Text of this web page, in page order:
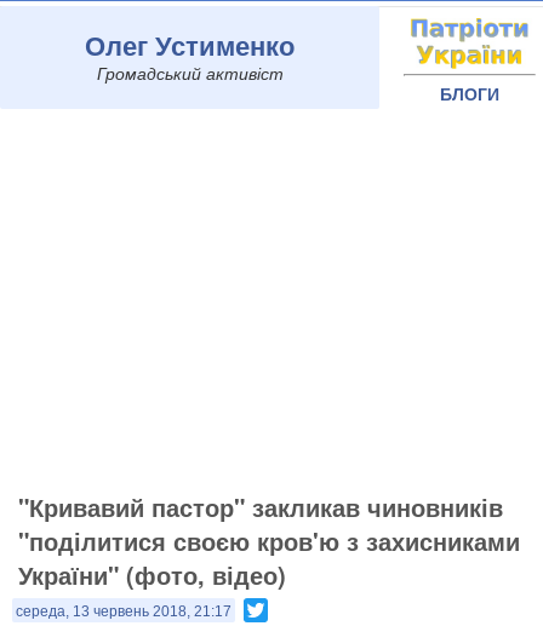
Олег Устименко
Громадський активіст
БЛОГИ
"Кривавий пастор" закликав чиновників
"поділитися своєю кров'ю з захисниками
України" (фото, відео)
середа, 13 червень 2018, 21:17